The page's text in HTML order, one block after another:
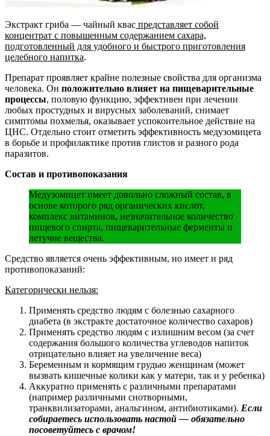
Экстракт гриба — чайный квас представляет собой
концентрат с повышенным содержанием сахара,
подготовленный для удобного и быстрого приготовления
целебного напитка.
Препарат проявляет крайне полезные свойства для организма
человека. Он положительно влияет на пищеварительные
процессы, половую функцию, эффективен при лечении
любых простудных и вирусных заболеваний, снимает
симптомы похмелья, оказывает успокоительное действие на
ЦНС. Отдельно стоит отметить эффективность медузомицета
в борьбе и профилактике против глистов и разного рода
паразитов.
Состав и противопоказания
Медузомицет имеет довольно сложный состав, в
основе которого ряд органических кислот,
комплекс витаминов, незначительное количество
пищевого спирта, пищеварительные ферменты и
летучие вещества.
Средство является очень эффективным, но имеет и ряд
противопоказаний:
Категорически нельзя:
Применять средство людям с болезнью сахарного
диабета (в экстракте достаточное количество сахаров)
Применять средство людям с излишним весом (за счет
содержания большого количества углеводов напиток
отрицательно влияет на увеличение веса)
Беременным и кормящим грудью женщинам (может
вызвать кишечные колики как у матери, так и у ребенка)
Аккуратно применять с различными препаратами
(например различными снотворными,
транквилизаторами, анальгином, антибиотиками). Если
собираетесь использовать настой — обязательно
посоветуйтесь с врачом!